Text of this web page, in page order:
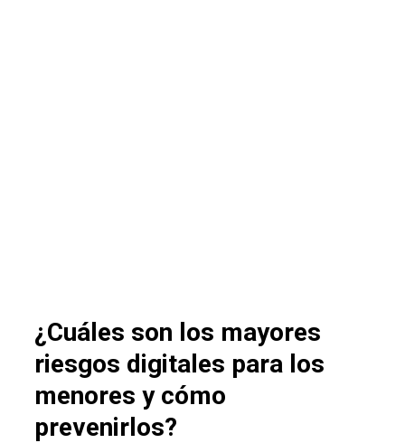
¿Cuáles son los mayores
riesgos digitales para los
menores y cómo
prevenirlos?